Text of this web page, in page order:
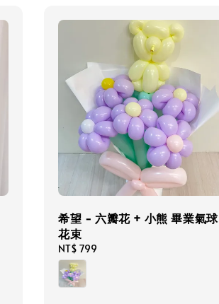
希望 - 六瓣花 + 小熊 畢業氣球
花束
Regular
price
NT$ 799